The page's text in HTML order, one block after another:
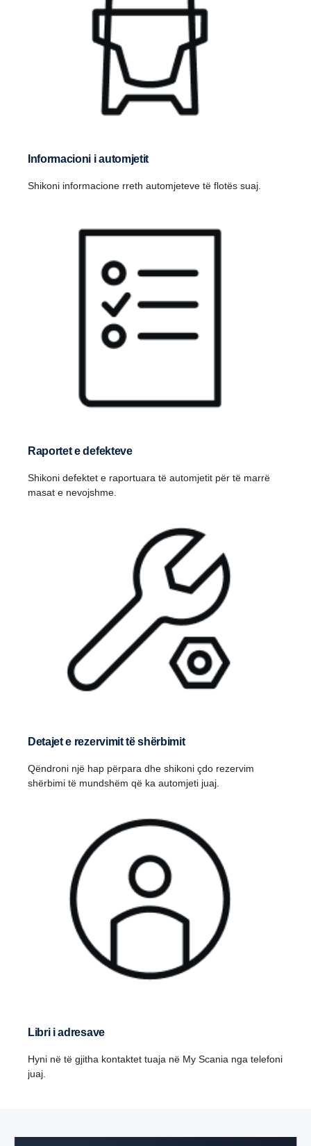
Informacioni i automjetit
Shikoni informacione rreth automjeteve të flotës suaj.
Raportet e defekteve
Shikoni defektet e raportuara të automjetit për të marrë
masat e nevojshme.
Detajet e rezervimit të shërbimit
Qëndroni një hap përpara dhe shikoni çdo rezervim
shërbimi të mundshëm që ka automjeti juaj.
Libri i adresave
Hyni në të gjitha kontaktet tuaja në My Scania nga telefoni
juaj.